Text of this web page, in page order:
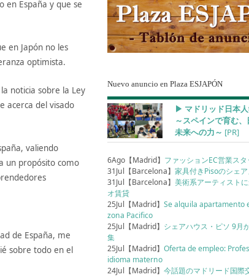
en España y que se
en Japón no les
optimista.
noticia sobre la Ley
acerca del visado
valiendo
un propósito como
de España, me
sobre todo en el
Nuevo anuncio en Plaza ESJAPÓN
▶︎ マドリッド日本
～スペインで育む
未来への力～ [PR]
6Ago【Madrid】 ファッションEC営業ス
31Jul【Barcelona】家具付きPisoのシェ
31Jul【Barcelona】美術系アーティスト
オ賃貸
25Jul【Madrid】Se alquila apartamento
zona Pacifico
25Jul【Madrid】 シェアハウス・ピソ 9月
集
25Jul【Madrid】Oferta de empleo:
idioma materno
24Jul【Madrid】今話題のマドリード国際